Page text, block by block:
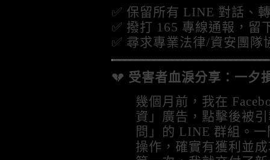
✅ 保留所有 LINE 對話、
✅ 撥打 165 專線通報，留
✅ 尋求專業法律/資安團隊
💔 受害者血淚分享：一夕
幾個月前，我在
資」廣告，點擊後被
問」的 LINE 群組。
操作，確實有獲利並